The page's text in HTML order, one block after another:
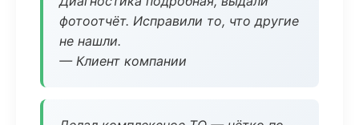
фотоотчёт. Исправили то, что другие
не нашли.
— Клиент компании